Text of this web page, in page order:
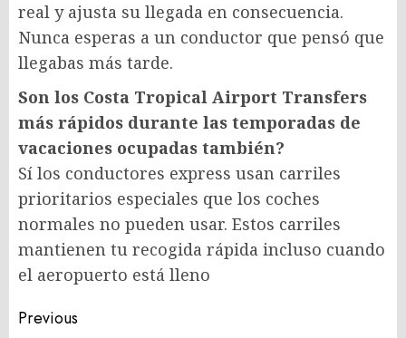
real y ajusta su llegada en consecuencia.
Nunca esperas a un conductor que pensó que
llegabas más tarde.
Son los Costa Tropical Airport Transfers
más rápidos durante las temporadas de
vacaciones ocupadas también?
Sí los conductores express usan carriles
prioritarios especiales que los coches
normales no pueden usar. Estos carriles
mantienen tu recogida rápida incluso cuando
el aeropuerto está lleno
Post
Previous